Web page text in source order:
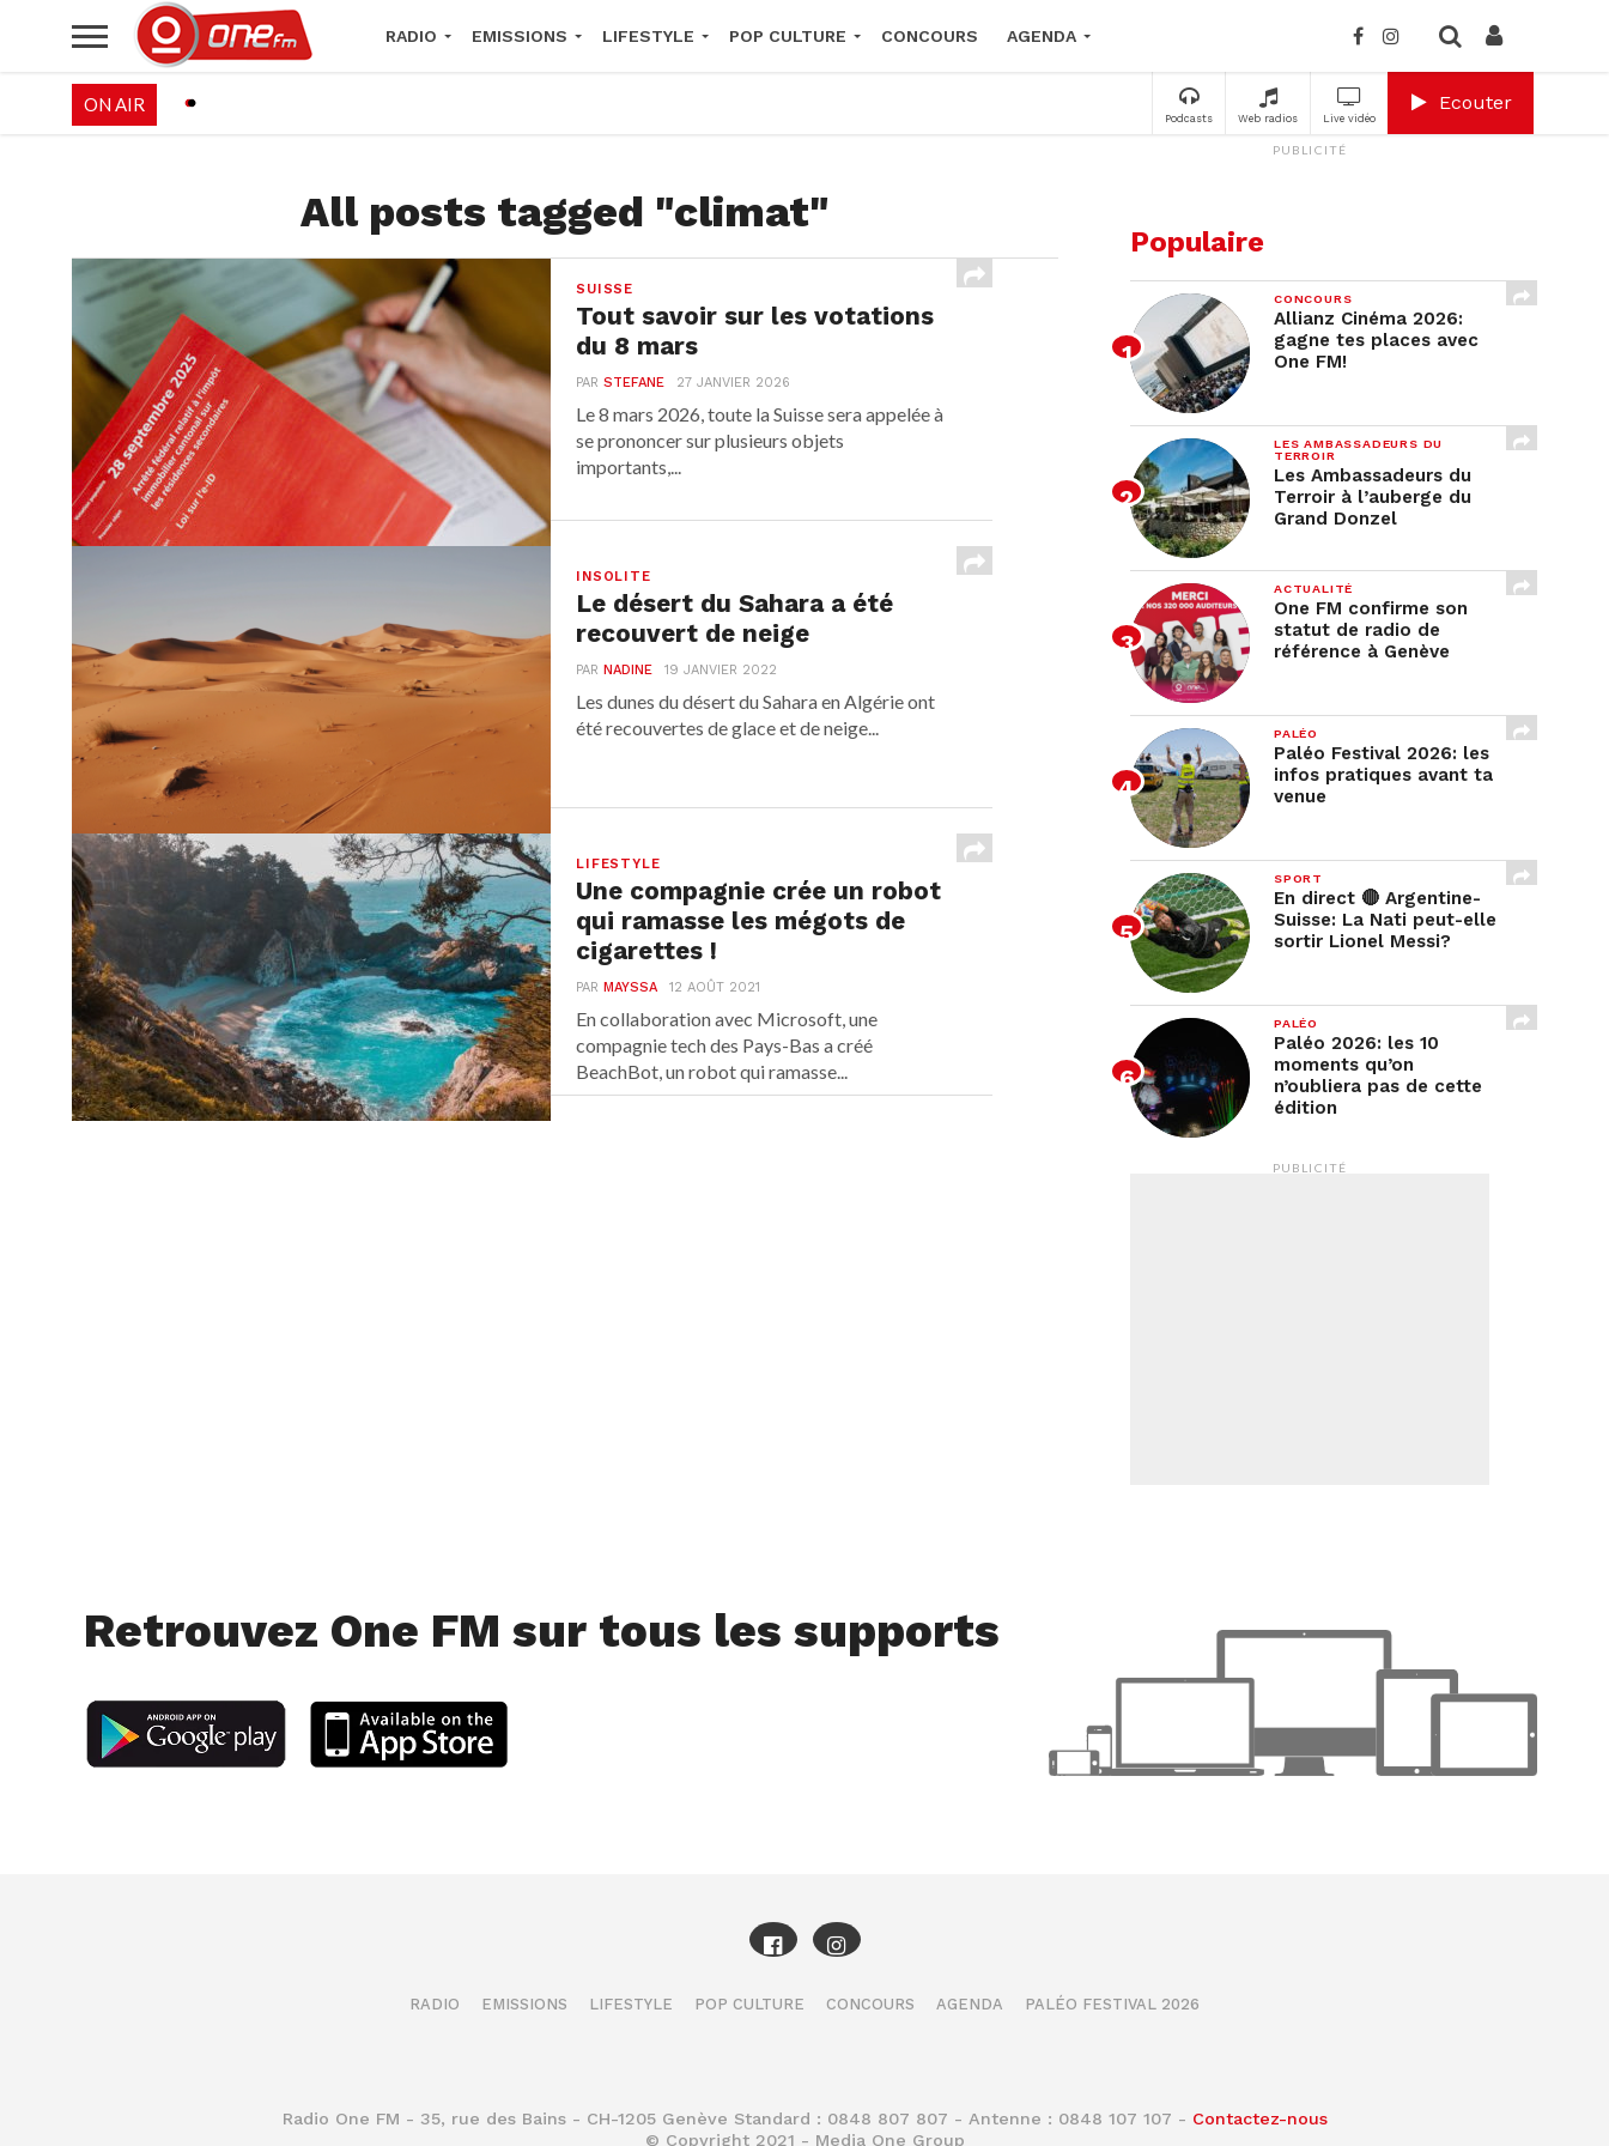
RADIO EMISSIONS LIFESTYLE POP CULTURE CONCOURS AGENDA
Podcasts Web radios Live vidéo
Ecouter
ON AIR
All posts tagged "climat"
SUISSE
Tout savoir sur les votations
du 8 mars
PARSTEFANE 27 JANVIER 2026
Le 8 mars 2026, toute la Suisse sera appelée à
se prononcer sur plusieurs objets
importants,...
INSOLITE
Le désert du Sahara a été
recouvert de neige
PARNADINE 19 JANVIER 2022
Les dunes du désert du Sahara en Algérie ont
été recouvertes de glace et de neige...
LIFESTYLE
Une compagnie crée un robot
qui ramasse les mégots de
cigarettes !
PARMAYSSA 12 AOÛT 2021
En collaboration avec Microsoft, une
compagnie tech des Pays-Bas a créé
BeachBot, un robot qui ramasse...
PUBLICITÉ
Populaire
CONCOURS
Allianz Cinéma 2026:
gagne tes places avec
One FM!
LES AMBASSADEURS DU
TERROIR
Les Ambassadeurs du
Terroir à l’auberge du
Grand Donzel
ACTUALITÉ
One FM confirme son
statut de radio de
référence à Genève
PALÉO
Paléo Festival 2026: les
infos pratiques avant ta
venue
SPORT
En direct 🔴 Argentine-
Suisse: La Nati peut-elle
sortir Lionel Messi?
PALÉO
Paléo 2026: les 10
moments qu’on
n’oubliera pas de cette
édition
PUBLICITÉ
Retrouvez One FM sur tous les supports
RADIO EMISSIONS LIFESTYLE POP CULTURE CONCOURS AGENDA PALÉO FESTIVAL 2026
Radio One FM - 35, rue des Bains - CH-1205 Genève Standard : 0848 807 807 - Antenne : 0848 107 107 - Contactez-nous
© Copyright 2021 - Media One Group